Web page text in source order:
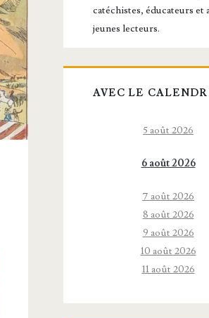
catéchistes, éducateurs et
jeunes lecteurs.
AVEC LE
5 août 2026
6 août 2026
7 août 2026
8 août 2026
9 août 2026
10 août 2026
11 août 2026